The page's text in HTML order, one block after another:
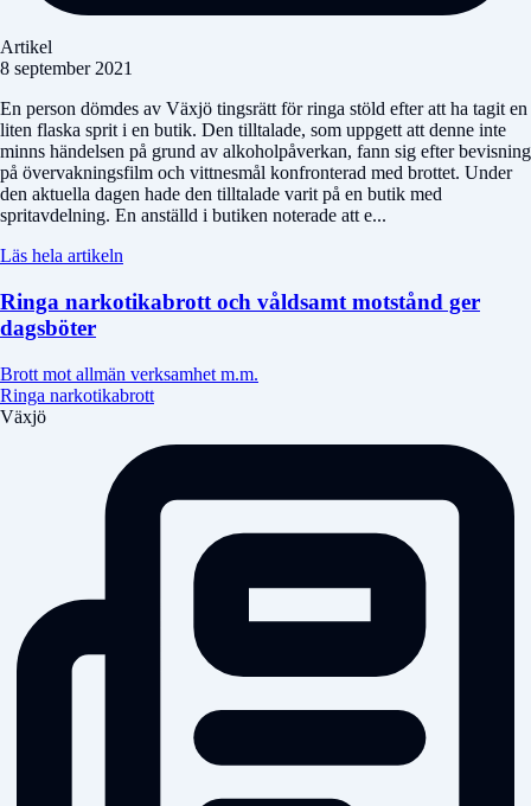
Artikel
8 september 2021
En person dömdes av Växjö tingsrätt för ringa stöld efter att ha tagit en
liten flaska sprit i en butik. Den tilltalade, som uppgett att denne inte
minns händelsen på grund av alkoholpåverkan, fann sig efter bevisning
på övervakningsfilm och vittnesmål konfronterad med brottet. Under
den aktuella dagen hade den tilltalade varit på en butik med
spritavdelning. En anställd i butiken noterade att e...
Läs hela artikeln
Ringa narkotikabrott och våldsamt motstånd ger
dagsböter
Brott mot allmän verksamhet m.m.
Ringa narkotikabrott
Växjö